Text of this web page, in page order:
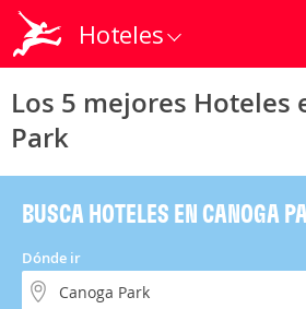
Hoteles
Los 5 mejores Hoteles
Park
BUSCA HOTELES EN CANOGA
Dónde ir